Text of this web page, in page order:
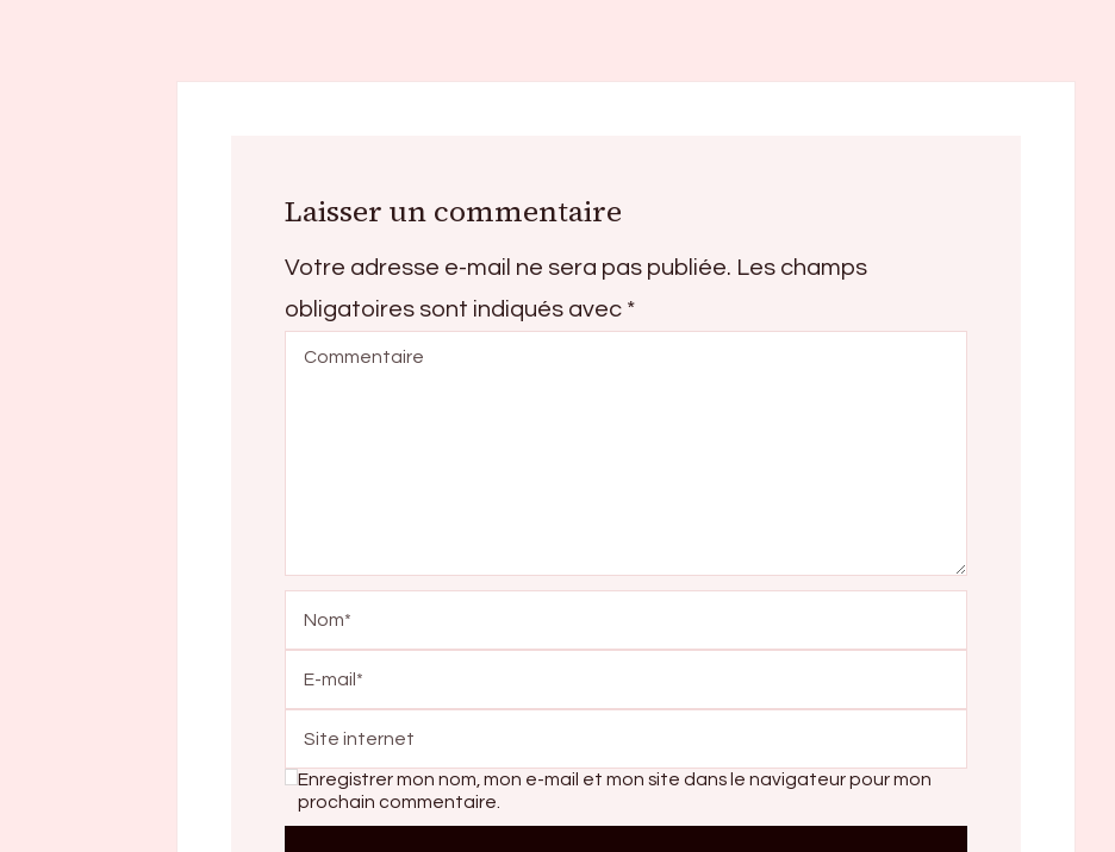
Laisser un commentaire
Votre adresse e-mail ne sera pas publiée. Les champs
obligatoires sont indiqués avec *
Enregistrer mon nom, mon e-mail et mon site dans le navigateur pour mon
prochain commentaire.